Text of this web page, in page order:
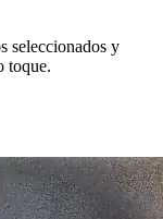
seleccionados y
toque.